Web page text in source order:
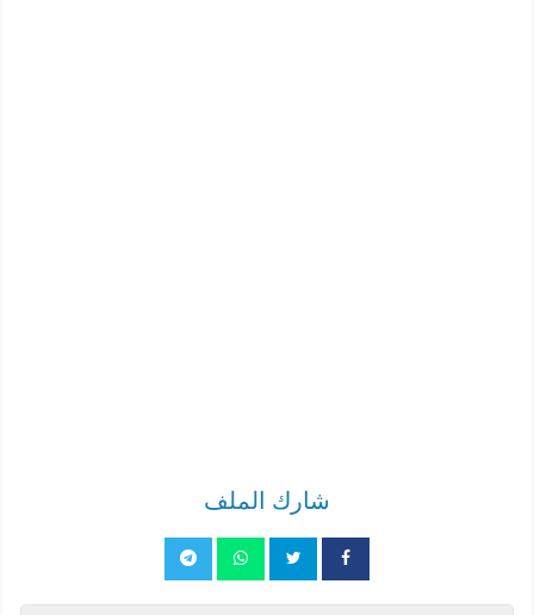
شارك الملف